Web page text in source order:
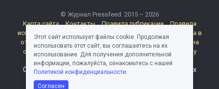
© Журнал Pressfeed. 2015 – 2026
Карта сайта
Контакты Правила публикации
Правила
использования материалов Pressfeed.Журнала
Политика в
отношении обработки персональных данных
Согласие на
обработку персональных данных
Согласие на рассылку
электронных сообщений
Реклама
Следите за миром медиа и пиара в каналах и группах
Этот сайт использует файлы cookie. Продолжая
использовать этот сайт, вы соглашаетесь на их
использование. Для получения дополнительной
информации, пожалуйста, ознакомьтесь с нашей
Политикой конфиденциальности.
Согласен